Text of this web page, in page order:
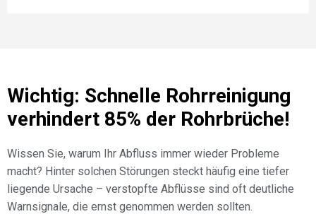
Wichtig: Schnelle Rohrreinigung
verhindert 85% der Rohrbrüche!
Wissen Sie, warum Ihr Abfluss immer wieder Probleme
macht? Hinter solchen Störungen steckt häufig eine tiefer
liegende Ursache – verstopfte Abflüsse sind oft deutliche
Warnsignale, die ernst genommen werden sollten.